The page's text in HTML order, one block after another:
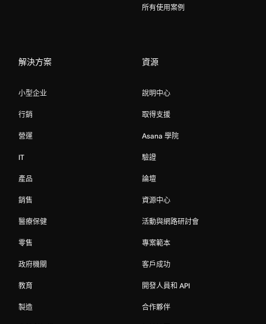
所有使用案例
解決方案
小型企业
行銷
營運
IT
產品
銷售
醫療保健
零售
政府機關
教育
製造
資源
說明中心
取得支援
Asana 學院
驗證
論壇
資源中心
活動與網路研討會
專案範本
客戶成功
開發人員和 API
合作夥伴